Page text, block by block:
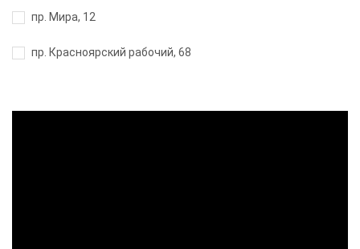
пр. Мира, 12
пр. Красноярский рабочий, 68